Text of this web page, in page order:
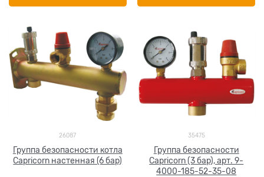
26087
Группа безопасности котла
Capricorn настенная (6 бар)
35475
Группа безопасности
Capricorn (3 бар), арт. 9-
4000-185-52-35-08